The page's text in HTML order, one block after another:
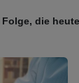
die